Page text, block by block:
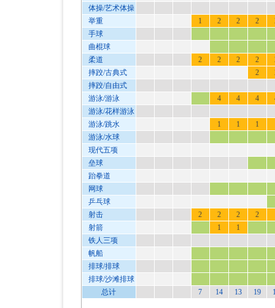
体操/艺术体操
举重
1 2 2 2
手球
曲棍球
柔道
2 2 2 2
摔跤/古典式
2
摔跤/自由式
游泳/游泳
4 4 4
游泳/花样游泳
游泳/跳水
1 1 1
游泳/水球
现代五项
垒球
跆拳道
网球
乒乓球
射击
2 2 2 2
射箭
1
1
铁人三项
帆船
排球/排球
排球/沙滩排球
总计
7 14 13 19